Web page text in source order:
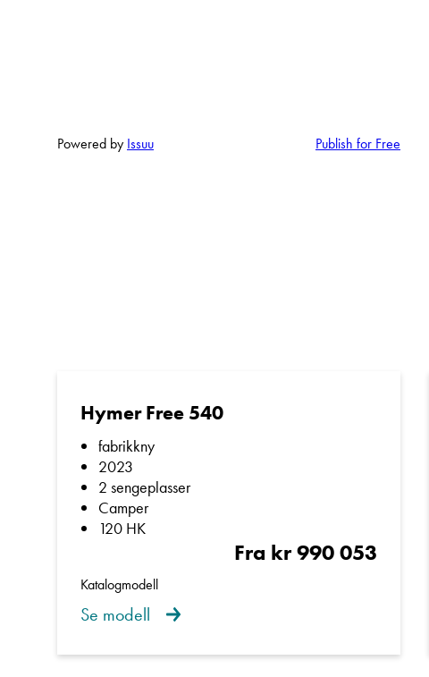
Powered by Issuu Publish for Free
Hymer Free 540
fabrikkny
2023
2 sengeplasser
Camper
120 HK
Fra kr 990 053
Katalogmodell
Se modell